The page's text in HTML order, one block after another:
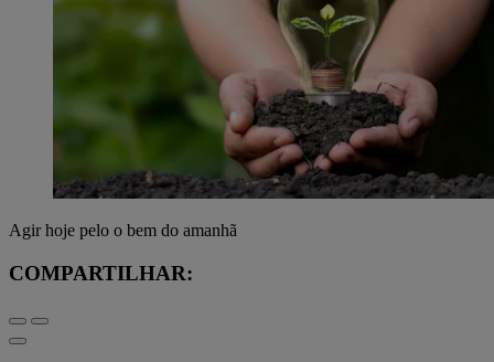
Agir hoje pelo o bem do amanhã
COMPARTILHAR: